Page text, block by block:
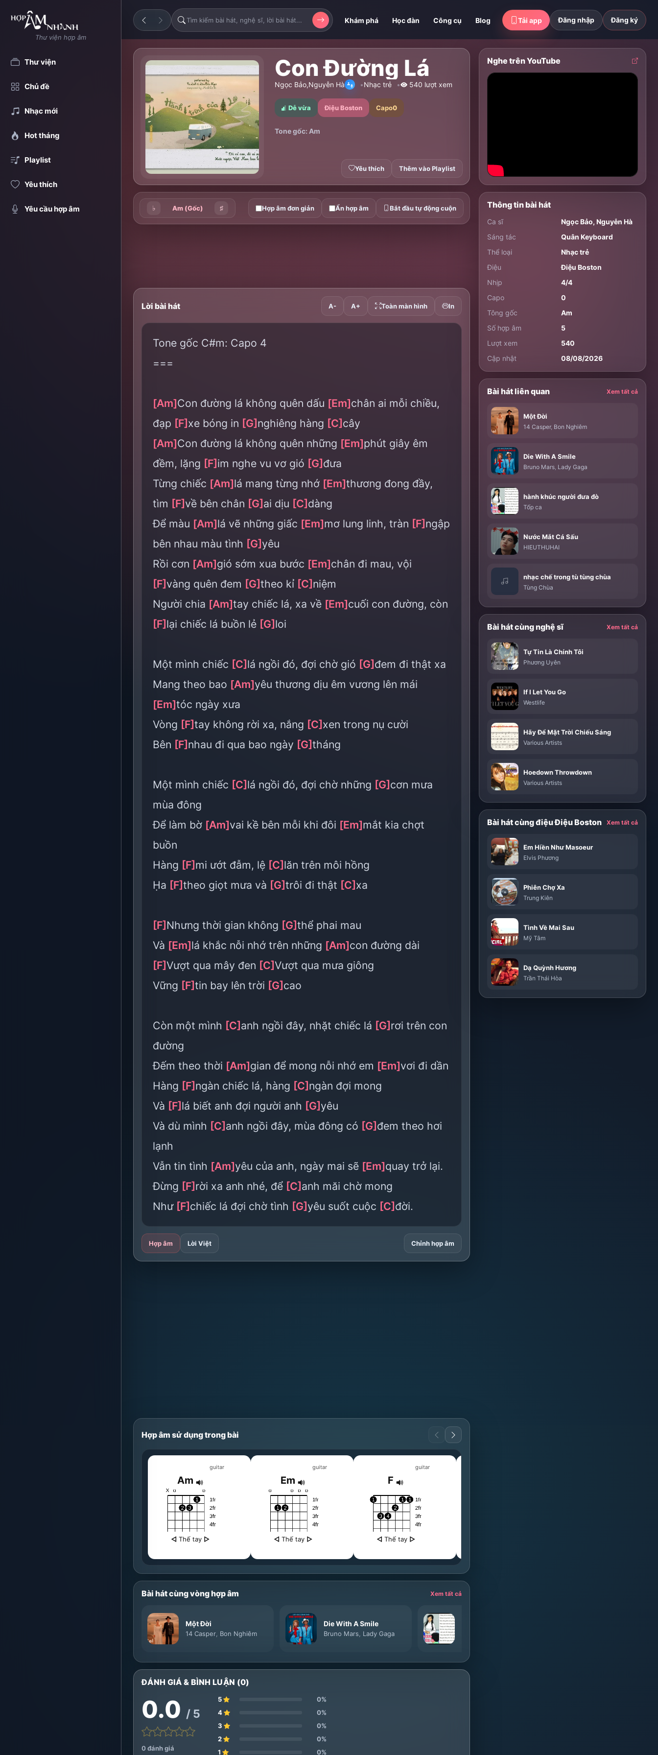
Thư viện hợp âm
Thư viện
Chủ đề
Nhạc mới
Hot tháng
Playlist
Yêu thích
Yêu cầu hợp âm
Khám phá Học đàn Công cụ Blog Tải app Đăng nhập Đăng ký
Con Đường Lá
Ngọc Bảo,Nguyễn Hà Nhạc trẻ 540 lượt xem
Dễ vừa Điệu Boston Capo0
Tone gốc: Am
Yêu thích Thêm vào Playlist
♭ Am (Gốc) ♯ Hợp âm đơn giản Ẩn hợp âm Bắt đầu tự động cuộn
Lời bài hát A- A+ Toàn màn hình In
Tone gốc C#m: Capo 4
===
[Am]Con đường lá không quên dấu [Em]chân ai mỗi chiều,
đạp [F]xe bóng in [G]nghiêng hàng [C]cây
[Am]Con đường lá không quên những [Em]phút giây êm
đềm, lặng [F]im nghe vu vơ gió [G]đưa
Từng chiếc [Am]lá mang từng nhớ [Em]thương đong đầy,
tìm [F]về bên chân [G]ai dịu [C]dàng
Để màu [Am]lá vẽ những giấc [Em]mơ lung linh, tràn [F]ngập
bên nhau màu tình [G]yêu
Rồi cơn [Am]gió sớm xua bước [Em]chân đi mau, vội
[F]vàng quên đem [G]theo kỉ [C]niệm
Người chia [Am]tay chiếc lá, xa về [Em]cuối con đường, còn
[F]lại chiếc lá buồn lẻ [G]loi
Một mình chiếc [C]lá ngồi đó, đợi chờ gió [G]đem đi thật xa
Mang theo bao [Am]yêu thương dịu êm vương lên mái
[Em]tóc ngày xưa
Vòng [F]tay không rời xa, nắng [C]xen trong nụ cười
Bên [F]nhau đi qua bao ngày [G]tháng
Một mình chiếc [C]lá ngồi đó, đợi chờ những [G]cơn mưa
mùa đông
Để làm bờ [Am]vai kề bên mỗi khi đôi [Em]mắt kia chợt
buồn
Hàng [F]mi ướt đẫm, lệ [C]lăn trên môi hồng
Ḥa [F]theo giọt mưa và [G]trôi đi thật [C]xa
[F]Nhưng thời gian không [G]thể phai mau
Và [Em]lá khắc nỗi nhớ trên những [Am]con đường dài
[F]Vượt qua mây đen [C]Vượt qua mưa giông
Vững [F]tin bay lên trời [G]cao
Còn một mình [C]anh ngồi đây, nhặt chiếc lá [G]rơi trên con
đường
Đếm theo thời [Am]gian để mong nỗi nhớ em [Em]vơi đi dần
Hàng [F]ngàn chiếc lá, hàng [C]ngàn đợi mong
Và [F]lá biết anh đợi người anh [G]yêu
Và dù mình [C]anh ngồi đây, mùa đông có [G]đem theo hơi
lạnh
Vẫn tin tình [Am]yêu của anh, ngày mai sẽ [Em]quay trở lại.
Đừng [F]rời xa anh nhé, để [C]anh măi chờ mong
Như [F]chiếc lá đợi chờ tình [G]yêu suốt cuộc [C]đời.
Hợp âm Lời Việt Chỉnh hợp âm
Hợp âm sử dụng trong bài
guitar
Am
◁ Thế tay ▷
guitar
Em
◁ Thế tay ▷
guitar
F
◁ Thế tay ▷
Bài hát cùng vòng hợp âm Xem tất cả
Một Đời
14 Casper Bon Nghiêm
Die With A Smile
Bruno Mars Lady Gaga
ĐÁNH GIÁ & BÌNH LUẬN (0)
0.0 / 5
0 đánh giá
5
0%
4
0%
3
0%
2
0%
1
0%
Nghe trên YouTube
Thông tin bài hát
Ca sĩ Ngọc Bảo,Nguyễn Hà
Sáng tác
Quân Keyboard
Thể loại
Nhạc trẻ
Điệu
Điệu Boston
Nhịp
4/4
Capo
0
Tông gốc
Am
Số hợp âm
5
Lượt xem
540
Cập nhật
08/08/2026
Bài hát liên quan Xem tất cả
Một Đời
14 Casper, Bon Nghiêm
Die With A Smile
Bruno Mars, Lady Gaga
hành khúc người đưa đò
Tốp ca
Nước Mắt Cá Sấu
HIEUTHUHAI
nhạc chế trong tù tùng chùa
Tùng Chùa
Bài hát cùng nghệ sĩ Xem tất cả
Tự Tin Là Chính Tôi
Phương Uyên
If I Let You Go
Westlife
Hãy Để Mặt Trời Chiếu Sáng
Various Artists
Hoedown Throwdown
Various Artists
Bài hát cùng điệu Điệu Boston Xem tất cả
Em Hiền Như Masoeur
Elvis Phương
Phiên Chợ Xa
Trung Kiên
Tình Về Mai Sau
Mỹ Tâm
Dạ Quỳnh Hương
Trần Thái Hòa